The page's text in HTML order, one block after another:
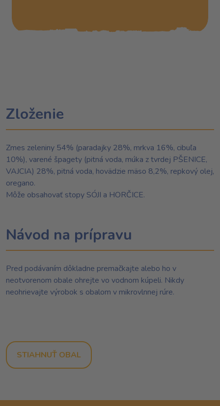
Zloženie
Zmes zeleniny 54% (paradajky 28%, mrkva 16%, cibuľa
10%), varené špagety (pitná voda, múka z tvrdej PŠENICE,
VAJCIA) 28%, pitná voda, hovädzie mäso 8,2%, repkový olej,
oregano.
Môže obsahovať stopy SÓJI a HORČICE.
Návod na prípravu
Pred podávaním dôkladne premačkajte alebo ho v
neotvorenom obale ohrejte vo vodnom kúpeli. Nikdy
neohrievajte výrobok s obalom v mikrovlnnej rúre.
STIAHNUŤ OBAL